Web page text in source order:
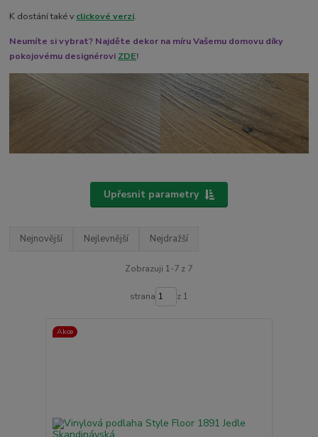
K dostání také v clickové verzi.
Neumíte si vybrat? Najděte dekor na míru Vašemu domovu díky
pokojovému designérovi ZDE!
Upřesnit parametry
Nejnovější Nejlevnější Nejdražší
Zobrazuji 1-7 z 7
strana z 1
Akce